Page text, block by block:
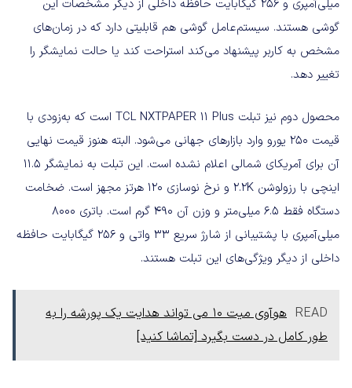
میلی‌آمپری و ۲۵۶ گیگابایت حافظه داخلی از دیگر مشخصات این
گوشی هستند. سیستم‌عامل گوشی هم قابلیتی دارد که در زمان‌های
مشخص به کاربر پیشنهاد می‌کند استراحت کند یا حالت نمایشگر را
تغییر دهد.
محصول دوم نیز تبلت TCL NXTPAPER 11 Plus است که به‌زودی با
قیمت ۲۵۰ یورو وارد بازارهای جهانی می‌شود. البته هنوز قیمت نهایی
آن برای آمریکای شمالی اعلام نشده است. این تبلت به نمایشگر ۱۱.۵
اینچی با رزولوشن 2.2K و نرخ نوسازی ۱۲۰ هرتز مجهز است. ضخامت
دستگاه فقط ۶.۵ میلی‌متر و وزن آن ۴۹۰ گرم است. باتری ۸۰۰۰
میلی‌آمپری با پشتیبانی از شارژ سریع ۳۳ واتی و ۲۵۶ گیگابایت حافظه
داخلی از دیگر ویژگی‌های این تبلت هستند.
READ
هوآوی میت ۱۰ می تواند هدایت یک پورشه را به
طور کامل در دست بگیرد [تماشا کنید]